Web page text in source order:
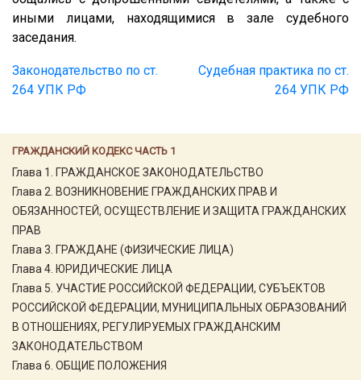
ГРАЖДАНСКИЙ КОДЕКС ЧАСТЬ 1
Глава 1. ГРАЖДАНСКОЕ ЗАКОНОДАТЕЛЬСТВО
Глава 2. ВОЗНИКНОВЕНИЕ ГРАЖДАНСКИХ ПРАВ И
ОБЯЗАННОСТЕЙ, ОСУЩЕСТВЛЕНИЕ И ЗАЩИТА ГРАЖДАНСКИХ
ПРАВ
Глава 3. ГРАЖДАНЕ (ФИЗИЧЕСКИЕ ЛИЦА)
Глава 4. ЮРИДИЧЕСКИЕ ЛИЦА
Глава 5. УЧАСТИЕ РОССИЙСКОЙ ФЕДЕРАЦИИ, СУБЪЕКТОВ
РОССИЙСКОЙ ФЕДЕРАЦИИ, МУНИЦИПАЛЬНЫХ ОБРАЗОВАНИЙ
В ОТНОШЕНИЯХ, РЕГУЛИРУЕМЫХ ГРАЖДАНСКИМ
ЗАКОНОДАТЕЛЬСТВОМ
Глава 6. ОБЩИЕ ПОЛОЖЕНИЯ
иными лицами, находящимися в зале судебного
заседания.
Законодательство по ст.
264 УПК РФ
Судебная практика по ст.
264 УПК РФ